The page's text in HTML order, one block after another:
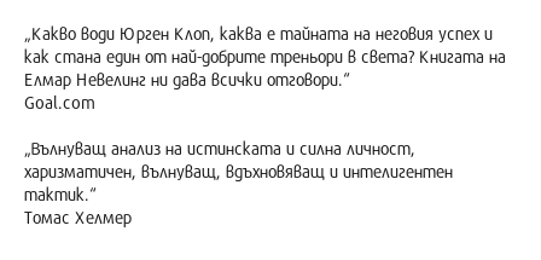
„Какво води Юрген Клоп, каква е тайната на неговия успех и
как стана един от най-добрите треньори в света? Книгата на
Елмар Невелинг ни дава всички отговори.“
Goal.com
„Вълнуващ анализ на истинската и силна личност,
харизматичен, вълнуващ, вдъхновяващ и интелигентен
тактик.“
Томас Хелмер